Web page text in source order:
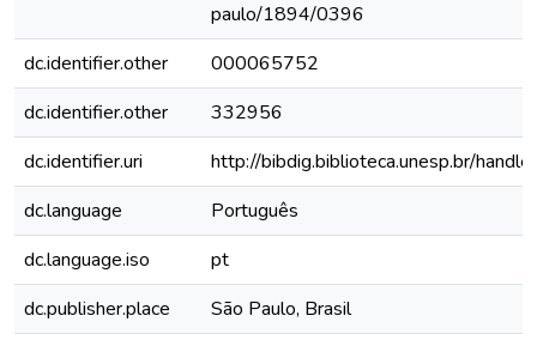
paulo/1894/0396
dc.identifier.other
000065752
dc.identifier.other
332956
dc.identifier.uri
http://bibdig.biblioteca.unesp.br/
dc.language
Português
dc.language.iso
pt
dc.publisher.place
São Paulo, Brasil